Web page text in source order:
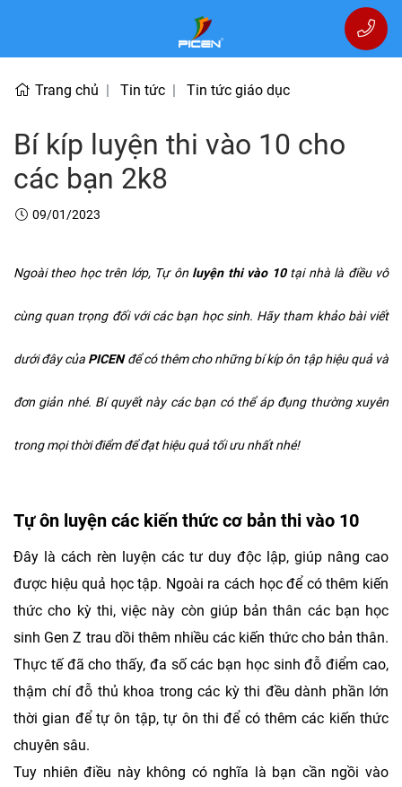
Trang chủ Tin tức Tin tức giáo dục
Bí kíp luyện thi vào 10 cho
các bạn 2k8
09/01/2023
Ngoài theo học trên lớp, Tự ôn luyện thi vào 10tại nhà là điều vô
cùng quan trọng đối với các bạn học sinh. Hãy tham khảo bài viết
dưới đây của PICENđể có thêm cho những bí kíp ôn tập hiệu quả và
đơn giản nhé. Bí quyết này các bạn có thể áp đụng thường xuyên
trong mọi thời điểm để đạt hiệu quả tối ưu nhất nhé!
Tự ôn luyện các kiến thức cơ bản thi vào 10
Đây là cách rèn luyện các tư duy độc lập, giúp nâng cao
được hiệu quả học tập. Ngoài ra cách học để có thêm kiến
thức cho kỳ thi, việc này còn giúp bản thân các bạn học
sinh Gen Z trau dồi thêm nhiều các kiến thức cho bản thân.
Thực tế đã cho thấy, đa số các bạn học sinh đỗ điểm cao,
thậm chí đỗ thủ khoa trong các kỳ thi đều dành phần lớn
thời gian để tự ôn tập, tự ôn thi để có thêm các kiến thức
chuyên sâu.
Tuy nhiên điều này không có nghĩa là bạn cần ngồi vào